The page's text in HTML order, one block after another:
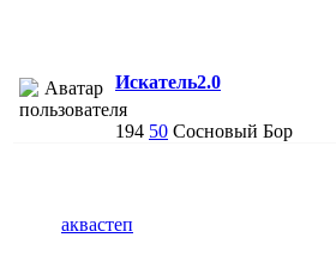
Искатель2.0
194 50 Сосновый Бор
аквастеп